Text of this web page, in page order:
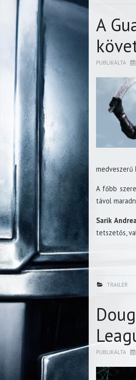
A
PUBLIKÁLTA
medveszerű
A főbb
távol
Sarik
tetszetős,
TRAILER
PUBLIKÁLTA